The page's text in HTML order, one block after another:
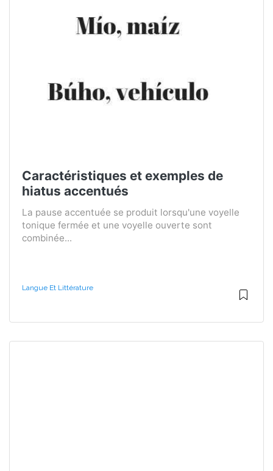
Caractéristiques et exemples de
hiatus accentués
La pause accentuée se produit lorsqu'une voyelle
tonique fermée et une voyelle ouverte sont
combinée...
Langue Et Littérature